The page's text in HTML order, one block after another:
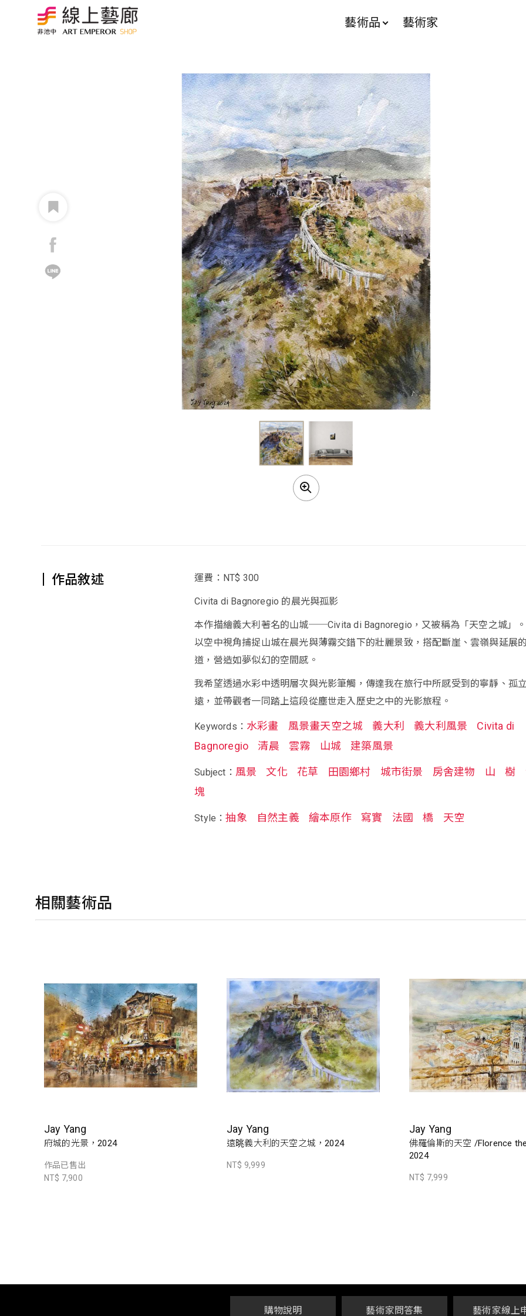
藝術品 藝術家
作品敘述 運費：NT$ 300
Civita di Bagnoregio 的晨光與孤影
本作描繪義大利著名的山城──Civita di Bagnoregio，又被稱為「天空之城」
以空中視角捕捉山城在晨光與薄霧交錯下的壯麗景致，搭配斷崖、雲嶺與延展
道，營造如夢似幻的空間感。
我希望透過水彩中透明層次與光影筆觸，傳達我在旅行中所感受到的寧靜、孤
遠，並帶觀者一同踏上這段從塵世走入歷史之中的光影旅程。
Keywords： 水彩畫 風景畫天空之城 義大利 義大利風景
Civita di
Bagnoregio
清晨 雲霧 山城 建築風景
Subject： 風景 文化 花草 田園鄉村 城市街景 房舍建物 山 樹
塊
Style：抽象 自然主義 繪本原作 寫實 法國 橋 天空
相關藝術品
Jay Yang
府城的光景，2024
作品已售出
NT$ 7,900
Jay Yang
遠晀義大利的天空之城，2024
NT$ 9,999
Jay Yang
佛羅倫斯的天空 /Florence
2024
NT$ 7,999
購物說明 藝術家問答集 藝術家線上